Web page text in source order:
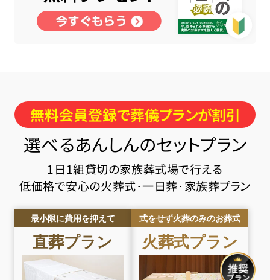
無料会員登録で葬儀プランが割引
選べるあんしんのセットプラン
1日1組貸切の家族葬式場で行える
低価格で安心の火葬式･一日葬･家族葬プラン
最小限に費用を抑えて
直葬プラン
式をせず火葬のみのお葬式
火葬式プラン